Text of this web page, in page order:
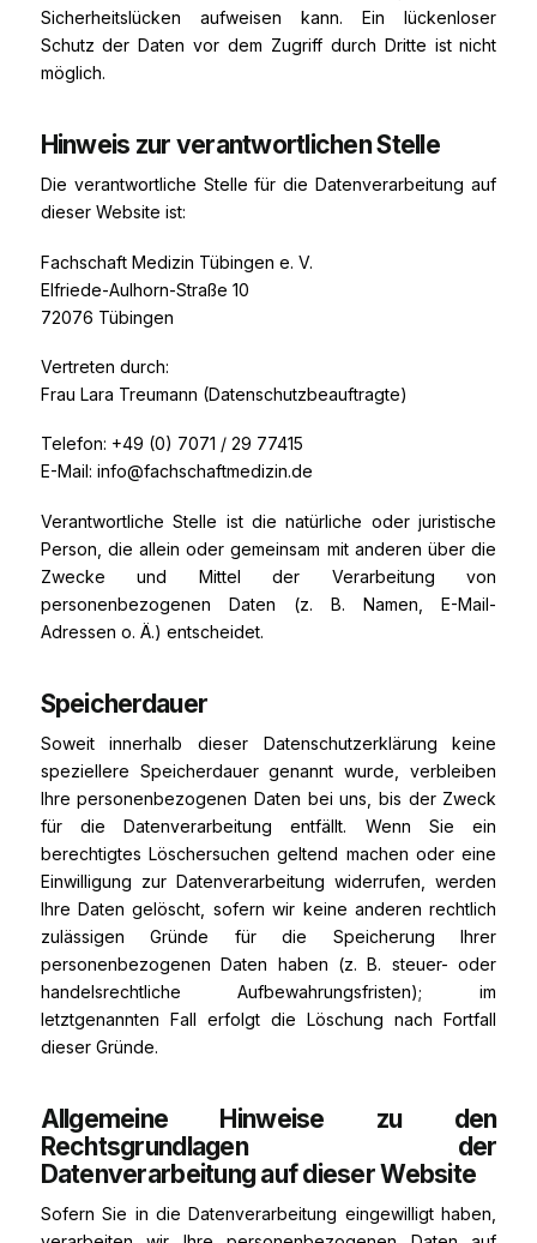
Sicherheitslücken aufweisen kann. Ein lückenloser
Schutz der Daten vor dem Zugriff durch Dritte ist nicht
möglich.
Hinweis zur verantwortlichen Stelle
Die verantwortliche Stelle für die Datenverarbeitung auf
dieser Website ist:
Fachschaft Medizin Tübingen e. V.
Elfriede-Aulhorn-Straße 10
72076 Tübingen
Vertreten durch:
Frau Lara Treumann (Datenschutzbeauftragte)
Telefon: +49 (0) 7071 / 29 77415
E-Mail: info@fachschaftmedizin.de
Verantwortliche Stelle ist die natürliche oder juristische
Person, die allein oder gemeinsam mit anderen über die
Zwecke und Mittel der Verarbeitung von
personenbezogenen Daten (z. B. Namen, E-Mail-
Adressen o. Ä.) entscheidet.
Speicherdauer
Soweit innerhalb dieser Datenschutzerklärung keine
speziellere Speicherdauer genannt wurde, verbleiben
Ihre personenbezogenen Daten bei uns, bis der Zweck
für die Datenverarbeitung entfällt. Wenn Sie ein
berechtigtes Löschersuchen geltend machen oder eine
Einwilligung zur Datenverarbeitung widerrufen, werden
Ihre Daten gelöscht, sofern wir keine anderen rechtlich
zulässigen Gründe für die Speicherung Ihrer
personenbezogenen Daten haben (z. B. steuer- oder
handelsrechtliche Aufbewahrungsfristen); im
letztgenannten Fall erfolgt die Löschung nach Fortfall
dieser Gründe.
Allgemeine Hinweise zu den
Rechtsgrundlagen der
Datenverarbeitung auf dieser Website
Sofern Sie in die Datenverarbeitung eingewilligt haben,